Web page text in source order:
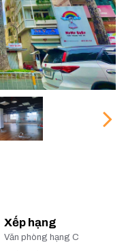
Xếp hạng
Văn phòng hạng C